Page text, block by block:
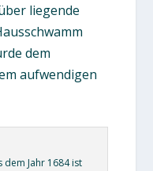
liegende
dem
aufwendigen
Jahr 1684 ist